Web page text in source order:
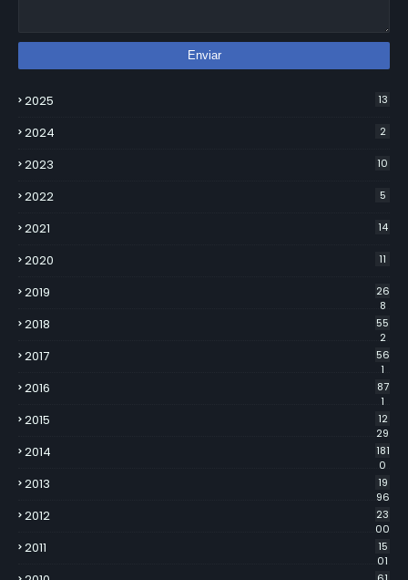
2025 13
2024 2
2023 10
2022 5
2021 14
2020 11
2019
26
8
2018
55
2
2017
56
1
2016
87
1
2015
12
29
2014
181
0
2013
19
96
2012
23
00
2011
15
01